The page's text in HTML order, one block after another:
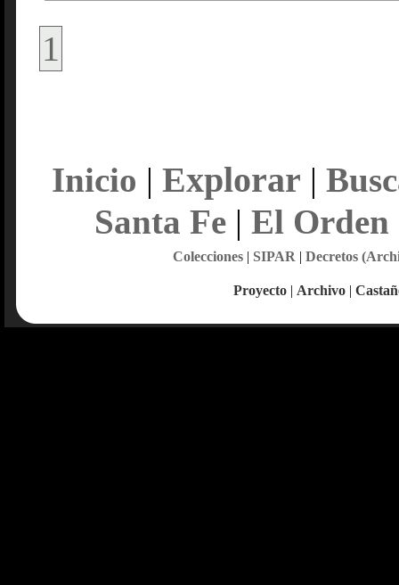
1
Inicio | Explorar |
Santa Fe| El Orden
Colecciones| SIPAR | Decretos
Proyecto | Archivo |